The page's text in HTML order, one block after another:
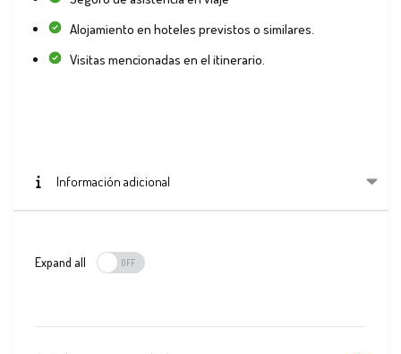
Alojamiento en hoteles previstos o similares.
Visitas mencionadas en el itinerario.
Información adicional
Expand all